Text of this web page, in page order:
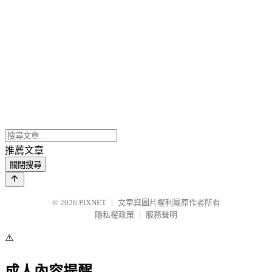
推薦文章
關閉搜尋
© 2026 PIXNET
文章與圖片權利屬原作者所有
隱私權政策
服務聲明
⚠️